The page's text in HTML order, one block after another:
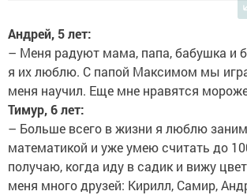
Андрей, 5 лет:
– Меня радуют мама, папа, бабушка и
я их люблю. С папой Максимом мы
меня научил. Еще мне нравятся
Тимур, 6 лет:
– Больше всего в жизни я люблю
математикой и уже умею считать до
получаю, когда иду в садик и вижу
меня много друзей: Кирилл, Самир,